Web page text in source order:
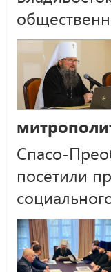
Спасо-
посетили